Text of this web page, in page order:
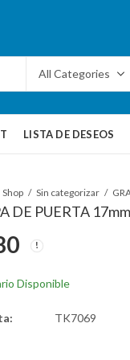
LISTA DE DESEOS
Shop Sin categorizar
DE PUERTA
Disponible
TK7069